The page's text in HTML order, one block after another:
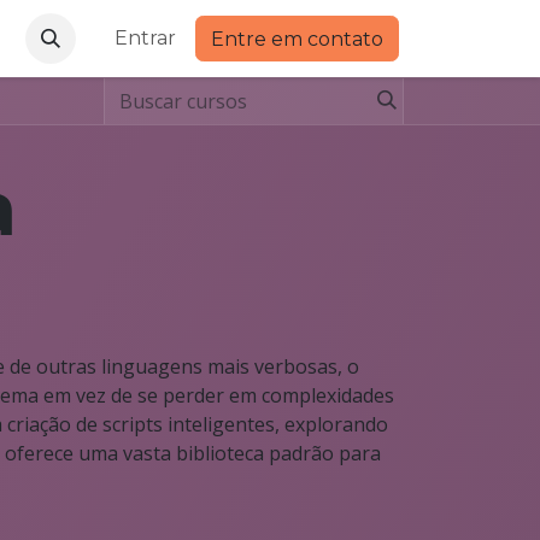
Entrar Entre em contato
outras linguagens mais verbosas, o
em vez de se perder em complexidades
de scripts inteligentes, explorando
uma vasta biblioteca padrão para